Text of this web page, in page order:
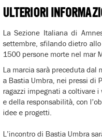
ULTERIORI
La Sezione Italiana di
settembre, sfilando dietro
1500 persone morte nel mar
La marcia sarà preceduta dal
a Bastia Umbra, nei pressi di
ragazzi impegnati a coltivare
e della responsabilità, con
idee e progetti.
L’incontro di Bastia Umbra